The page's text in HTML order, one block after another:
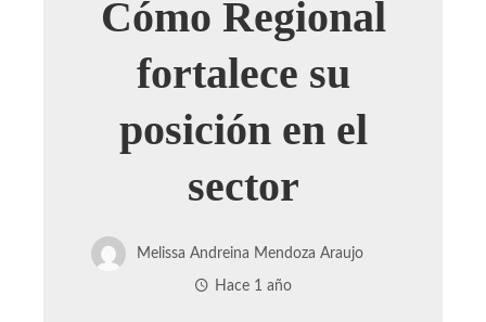
Cómo Regional
fortalece su
posición en el
sector
Melissa Andreina Mendoza Araujo
Hace 1 año